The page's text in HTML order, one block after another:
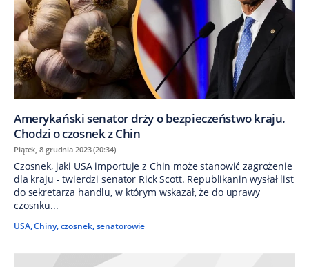
Amerykański senator drży o bezpieczeństwo kraju.
Chodzi o czosnek z Chin
Piątek, 8 grudnia 2023 (20:34)
Czosnek, jaki USA importuje z Chin może stanowić zagrożenie
dla kraju - twierdzi senator Rick Scott. Republikanin wysłał list
do sekretarza handlu, w którym wskazał, że do uprawy
czosnku...
USA,Chiny,czosnek,senatorowie